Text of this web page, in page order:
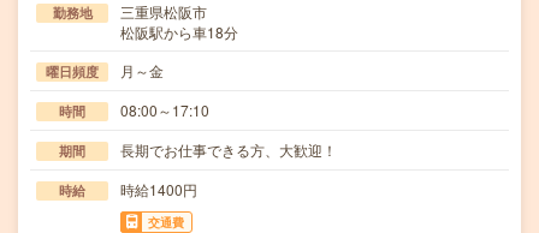
勤務地
三重県松阪市
松阪駅から車18分
曜日頻度 月～金
時間 08:00～17:10
期間 長期でお仕事できる方、大歓迎！
時給 時給1400円
交通費